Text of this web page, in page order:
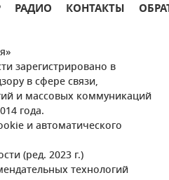
РАДИО КОНТАКТЫ
зарегистрировано в
в сфере связи,
и массовых коммуникаций
года.
и автоматического
(ред. 2023 г.)
технологий